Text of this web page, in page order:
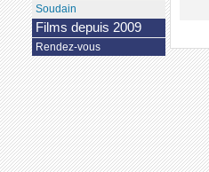
Soudain
Films depuis 2009
Rendez-vous